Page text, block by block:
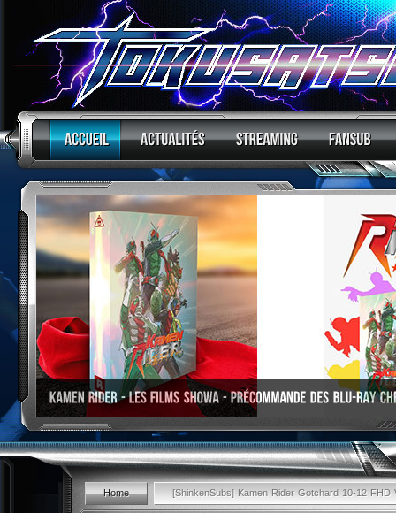
Home [ShinkenSubs] Kamen Rider Gotchard 10-12 FHD